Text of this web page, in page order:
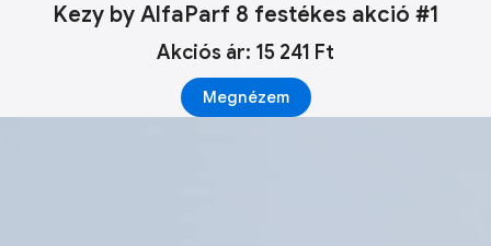
Kezy by AlfaParf 8 festékes akció #1
Akciós ár: 15 241 Ft
Megnézem